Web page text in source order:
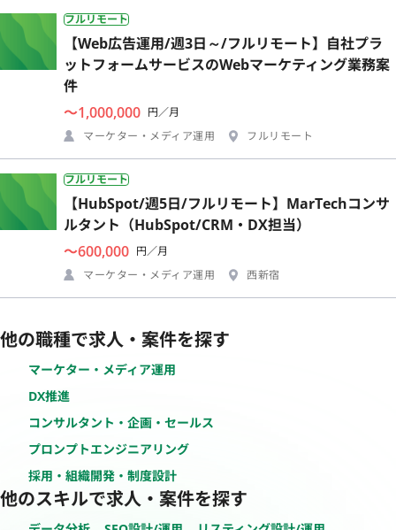
フルリモート
【Web広告運用/週3日～/フルリモート】自社プラ
ットフォームサービスのWebマーケティング業務案
件
〜1,000,000 円／月
マーケター・メディア運用
フルリモート
フルリモート
【HubSpot/週5日/フルリモート】MarTechコンサ
ルタント（HubSpot/CRM・DX担当）
〜600,000 円／月
マーケター・メディア運用
西新宿
他の職種で求人・案件を探す
マーケター・メディア運用
DX推進
コンサルタント・企画・セールス
プロンプトエンジニアリング
採用・組織開発・制度設計
他のスキルで求人・案件を探す